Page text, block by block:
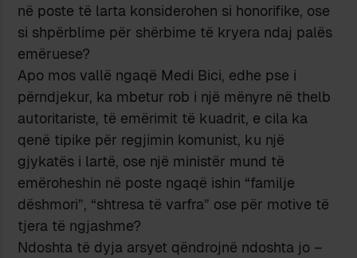
në poste të larta konsiderohen si honorifike, ose
si shpërblime për shërbime të kryera ndaj palës
emëruese?
Apo mos vallë ngaqë Medi Bici, edhe pse i
përndjekur, ka mbetur rob i një mënyre në thelb
autoritariste, të emërimit të kuadrit, e cila ka
qenë tipike për regjimin komunist, ku një
gjykatës i lartë, ose një ministër mund të
emëroheshin në poste ngaqë ishin “familje
dëshmori”, “shtresa të varfra” ose për motive të
tjera të ngjashme?
Ndoshta të dyja arsyet qëndrojnë ndoshta jo –